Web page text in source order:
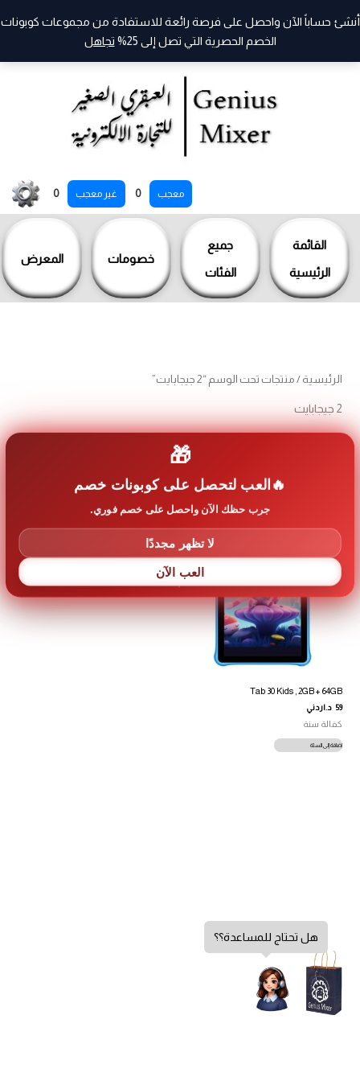
معجب 0 غير معجب 0
القائمة
الرئيسية
جميع
الفئات
خصومات المعرض
أنشئ حساباً الآن واحصل على فرصة رائعة للاستفادة من مجموعات كوبونات
الخصم الحصرية التي تصل إلى 25%
تجاهل
المحتوى
الرئيسية / منتجات تحت الوسم “2 جيجابايت”
2 جيجابايت
Tab 30 Kids , 2GB + 64GB
59 د.اردني
كفالة سنة
إضافة إلى السلة
هل تحتاج للمساعدة؟؟
🎁
العب لتحصل على كوبونات خصم
جرب حظك الآن واحصل على خصم فوري.
لا تظهر مجددًا
العب الآن